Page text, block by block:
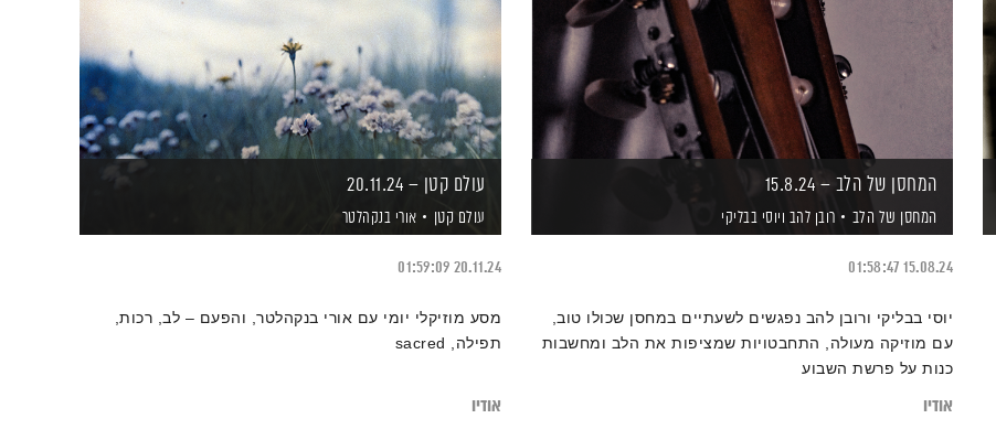
המחסן של הלב – 15.8.24
המחסן של הלב רובן להב ויוסי בבליקי
15.08.24
01:58:47
יוסי בבליקי ורובן להב נפגשים לשעתיים במחסן שכולו טוב,
עם מוזיקה מעולה, התחבטויות שמציפות את הלב ומחשבות
כנות על פרשת השבוע
אודיו
עולם קטן – 20.11.24
עולם קטן אורי בנקהלטר
20.11.24
01:59:09
מסע מוזיקלי יומי עם אורי בנקהלטר, והפעם – לב, רכות,
תפילה, sacred
אודיו